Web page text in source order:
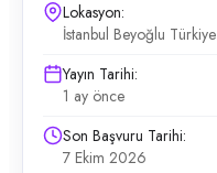
Lokasyon:
İstanbul Beyoğlu Türkiye
Yayın Tarihi:
1 ay önce
Son Başvuru Tarihi:
7 Ekim 2026